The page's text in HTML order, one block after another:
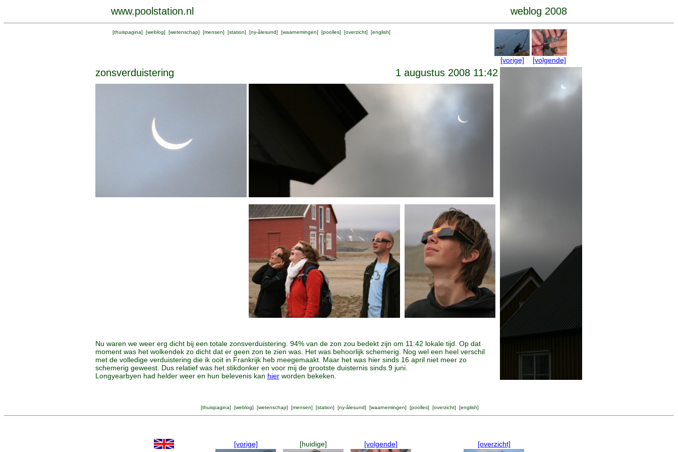
www.poolstation.nl weblog 2008
[thuispagina] [weblog] [wetenschap] [mensen] [station] [ny-ålesund] [waarnemingen] [poolles] [overzicht] [english]
[vorige] [volgende]
zonsverduistering 1 augustus 2008 11:42
Nu waren we weer erg dicht bij een totale zonsverduistering. 94% van de zon zou bedekt zijn om 11:42 lokale tijd. Op dat
moment was het wolkendek zo dicht dat er geen zon te zien was. Het was behoorlijk schemerig. Nog wel een heel verschil
met de volledige verduistering die ik ooit in Frankrijk heb meegemaakt. Maar het was hier sinds 16 april niet meer zo
schemerig geweest. Dus relatief was het stikdonker en voor mij de grootste duisternis sinds 9 juni.
Longyearbyen had helder weer en hun belevenis kan hierworden bekeken.
[thuispagina] [weblog] [wetenschap] [mensen] [station] [ny-ålesund] [waarnemingen] [poolles] [overzicht] [english]
[vorige] [huidige] [volgende] [overzicht]